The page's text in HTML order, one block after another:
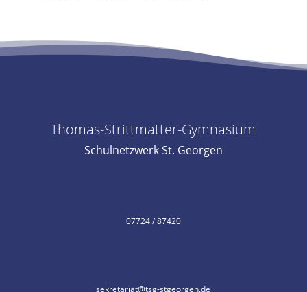
Thomas-Strittmatter-Gymnasium
Schulnetzwerk St. Georgen
07724 / 87420
sekretariat@tsg-stgeorgen.de